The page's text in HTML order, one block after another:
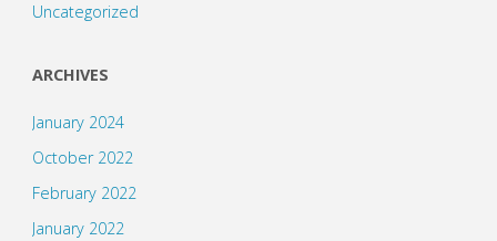
Uncategorized
ARCHIVES
January 2024
October 2022
February 2022
January 2022